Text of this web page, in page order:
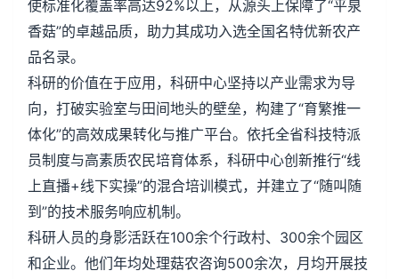
使标准化覆盖率高达92%以上，从源头上保障了“平泉
香菇”的卓越品质，助力其成功入选全国名特优新农产
品名录。
科研的价值在于应用，科研中心坚持以产业需求为导
向，打破实验室与田间地头的壁垒，构建了“育繁推一
体化”的高效成果转化与推广平台。依托全省科技特派
员制度与高素质农民培育体系，科研中心创新推行“线
上直播+线下实操”的混合培训模式，并建立了“随叫随
到”的技术服务响应机制。
科研人员的身影活跃在100余个行政村、300余个园区
和企业。他们年均处理菇农咨询500余次，月均开展技